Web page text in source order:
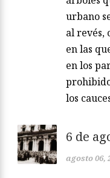
urbano
al revés,
en las
en los
los
6 de
agosto 06,